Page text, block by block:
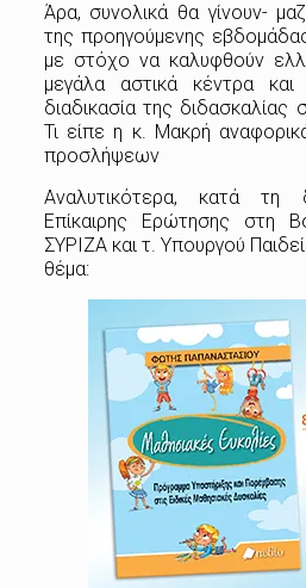
Άρα, συνολικά θα γίνουν-
της προηγούμενης
με στόχο να καλυφθούν
μεγάλα αστικά κέντρα
διαδικασία της διδασκαλίας
Τι είπε η κ. Μακρή
προσλήψεων
Αναλυτικότερα, κατά τη
Επίκαιρης Ερώτησης στη
ΣΥΡΙΖΑ και τ. Υπουργού
θέμα: